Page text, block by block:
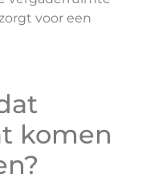
voor een
komen